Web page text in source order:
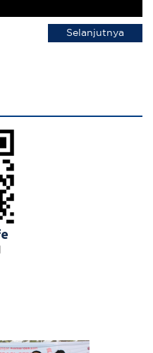
Selanjutnya